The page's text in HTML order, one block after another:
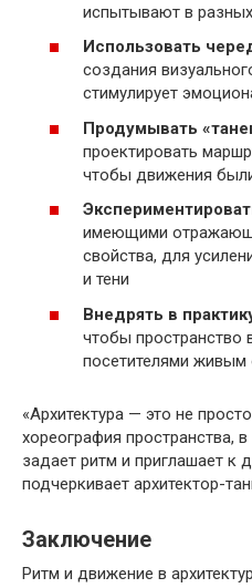
испытывают в
Использовать
создания
стимулирует
Продумывать
проектировать
чтобы движения
имеющими
свойства, для
и тени
Внедрять в
чтобы пространство
посетителями живым
«Архитектура — это не
хореография пространства,
задает ритм и приглашает к
подчеркивает архитектор-
Заключение
Ритм и движение в